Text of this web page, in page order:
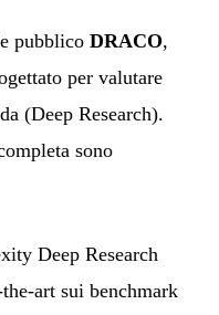
pubblico DRACO,
per valutare
(Deep Research).
sono
Deep Research
art sui benchmark